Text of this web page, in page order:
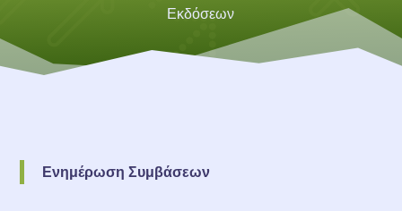
Εκδόσεων
Ενημέρωση Συμβάσεων